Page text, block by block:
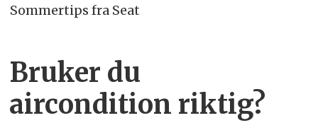
Sommertips fra Seat
Bruker du
aircondition riktig?